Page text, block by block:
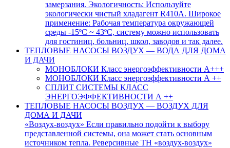
замерзания. Экологичность: Используйте
экологически чистый хладагент R410A. Широкое
применение: Рабочая температура окружающей
среды -15ºC ~ 43ºC, систему можно использовать
для гостиниц, больниц, школ, заводов и так далее.
ТЕПЛОВЫЕ НАСОСЫ ВОЗДУХ — ВОДА ДЛЯ ДОМА
И ДАЧИ
МОНОБЛОКИ Класс энергоэффективности А+++
МОНОБЛОКИ Класс энергоэффективности А ++
СПЛИТ СИСТЕМЫ КЛАСС
ЭНЕРГОЭФФЕКТИВНОСТИ А ++
ТЕПЛОВЫЕ НАСОСЫ ВОЗДУХ — ВОЗДУХ ДЛЯ
ДОМА И ДАЧИ
«Воздух-воздух» Если правильно подойти к выбору
представленной системы, она может стать основным
источником тепла. Реверсивные ТН «воздух-воздух»